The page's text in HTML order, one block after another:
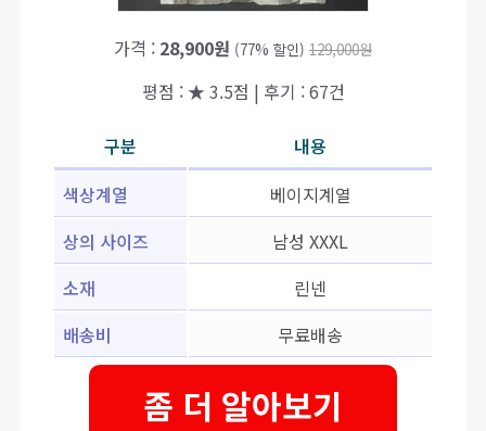
가격 : 28,900원 (77% 할인) 129,000원
평점 : ★ 3.5점 | 후기 : 67건
구분
내용
색상계열
베이지계열
상의 사이즈
남성 XXXL
소재
린넨
배송비
무료배송
좀 더 알아보기